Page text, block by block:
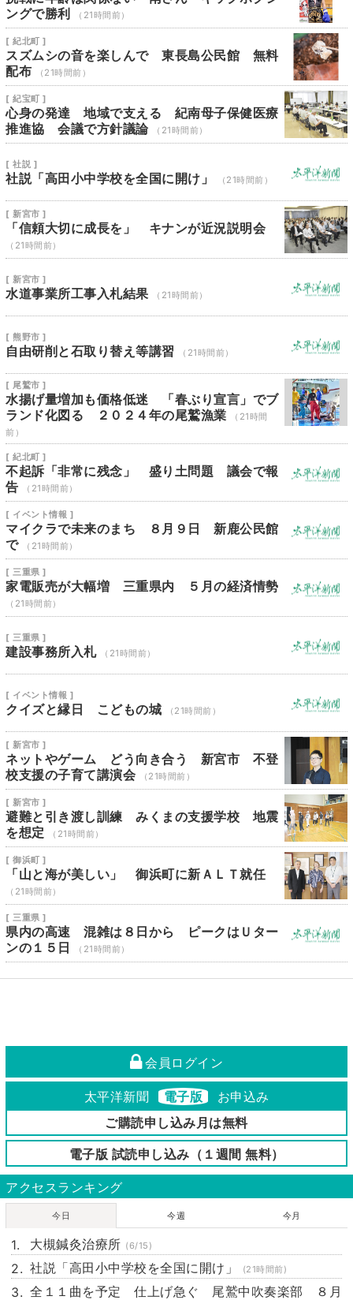
ングで勝利
（21時間前）
[ 紀北町 ]
スズムシの音を楽しんで 東長島公民館 無料
配布
（21時間前）
[ 紀宝町 ]
心身の発達 地域で支える 紀南母子保健医療
推進協 会議で方針議論
（21時間前）
[ 社説 ]
社説「高田小中学校を全国に開け」 （21時間前）
[ 新宮市 ]
「信頼大切に成長を」 キナンが近況説明会
（21時間前）
[ 新宮市 ]
水道事業所工事入札結果 （21時間前）
[ 熊野市 ]
自由研削と石取り替え等講習 （21時間前）
[ 尾鷲市 ]
水揚げ量増加も価格低迷 「春ぶり宣言」でブ
ランド化図る ２０２４年の尾鷲漁業
（21時間
前）
[ 紀北町 ]
不起訴「非常に残念」 盛り土問題 議会で報
告
（21時間前）
[ イベント情報 ]
マイクラで未来のまち ８月９日 新鹿公民館
で
（21時間前）
[ 三重県 ]
家電販売が大幅増 三重県内 ５月の経済情勢
（21時間前）
[ 三重県 ]
建設事務所入札 （21時間前）
[ イベント情報 ]
クイズと縁日 こどもの城 （21時間前）
[ 新宮市 ]
ネットやゲーム どう向き合う 新宮市 不登
校支援の子育て講演会
（21時間前）
[ 新宮市 ]
避難と引き渡し訓練 みくまの支援学校 地震
を想定
（21時間前）
[ 御浜町 ]
「山と海が美しい」 御浜町に新ＡＬＴ就任
（21時間前）
[ 三重県 ]
県内の高速 混雑は８日から ピークはＵター
ンの１５日
（21時間前）
会員ログイン
太平洋新聞 電子版
お申込み
ご購読申し込み月は無料
電子版 試読申し込み（１週間 無料）
アクセスランキング
今日 今週 今月
大槻鍼灸治療所 (6/15)
社説「高田小中学校を全国に開け」 (21時間前)
全１１曲を予定 仕上げ急ぐ 尾鷲中吹奏楽部 ８月